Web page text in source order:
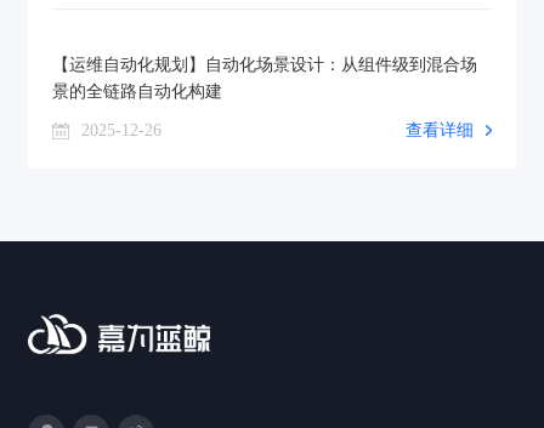
【运维自动化规划】自动化场景设计：从组件级到混合场
景的全链路自动化构建
2025-12-26 查看详细